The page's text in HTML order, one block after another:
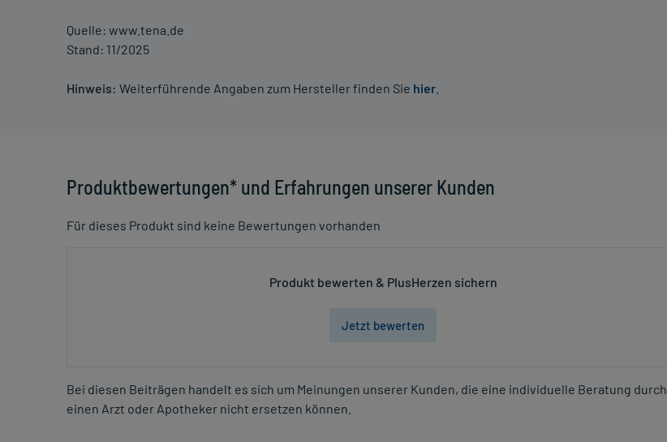
Quelle: www.tena.de
Stand: 11/2025
Hinweis: Weiterführende Angaben zum Hersteller finden Sie hier
Produktbewertungen* und Erfahrungen unserer Kunden
Für dieses Produkt sind keine Bewertungen vorhanden
Produkt bewerten & PlusHerzen sichern
Jetzt bewerten
Bei diesen Beiträgen handelt es sich um Meinungen unserer Kunden, die eine individuelle Beratung durch
einen Arzt oder Apotheker nicht ersetzen können.